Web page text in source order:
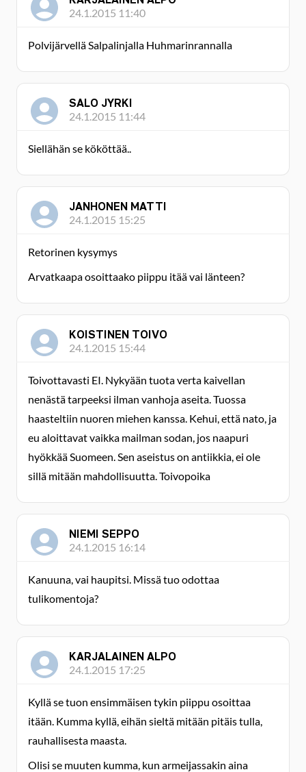
24.1.2015 11:40
Polvijärvellä Salpalinjalla Huhmarinrannalla
SALO JYRKI
24.1.2015 11:44
Siellähän se kököttää..
JANHONEN MATTI
24.1.2015 15:25
Retorinen kysymys
Arvatkaapa osoittaako piippu itää vai länteen?
KOISTINEN TOIVO
24.1.2015 15:44
Toivottavasti EI. Nykyään tuota verta kaivellan
nenästä tarpeeksi ilman vanhoja aseita. Tuossa
haasteltiin nuoren miehen kanssa. Kehui, että nato, ja
eu aloittavat vaikka mailman sodan, jos naapuri
hyökkää Suomeen. Sen aseistus on antiikkia, ei ole
sillä mitään mahdollisuutta. Toivopoika
NIEMI SEPPO
24.1.2015 16:14
Kanuuna, vai haupitsi. Missä tuo odottaa
tulikomentoja?
KARJALAINEN ALPO
24.1.2015 17:25
Kyllä se tuon ensimmäisen tykin piippu osoittaa
itään. Kumma kyllä, eihän sieltä mitään pitäis tulla,
rauhallisesta maasta.
Olisi se muuten kumma, kun armeijassakin aina